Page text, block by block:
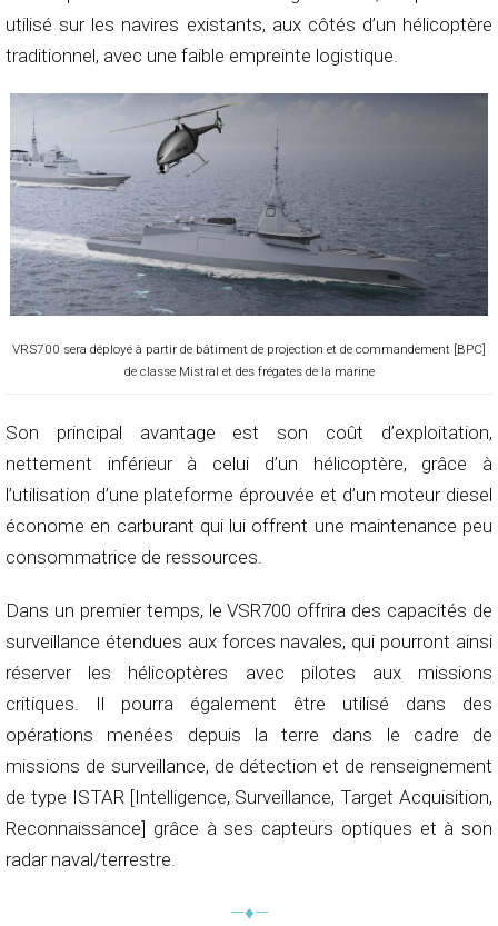
utilisé sur les navires existants, aux côtés d’un hélicoptère
traditionnel, avec une faible empreinte logistique.
VRS700 sera déployé à partir de bâtiment de projection et de commandement [BPC]
de classe Mistral et des frégates de la marine
Son principal avantage est son coût d’exploitation,
nettement inférieur à celui d’un hélicoptère, grâce à
l’utilisation d’une plateforme éprouvée et d’un moteur diesel
économe en carburant qui lui offrent une maintenance peu
consommatrice de ressources.
Dans un premier temps, le VSR700 offrira des capacités de
surveillance étendues aux forces navales, qui pourront ainsi
réserver les hélicoptères avec pilotes aux missions
critiques. Il pourra également être utilisé dans des
opérations menées depuis la terre dans le cadre de
missions de surveillance, de détection et de renseignement
de type ISTAR [Intelligence, Surveillance, Target Acquisition,
Reconnaissance] grâce à ses capteurs optiques et à son
radar naval/terrestre.
—♦—